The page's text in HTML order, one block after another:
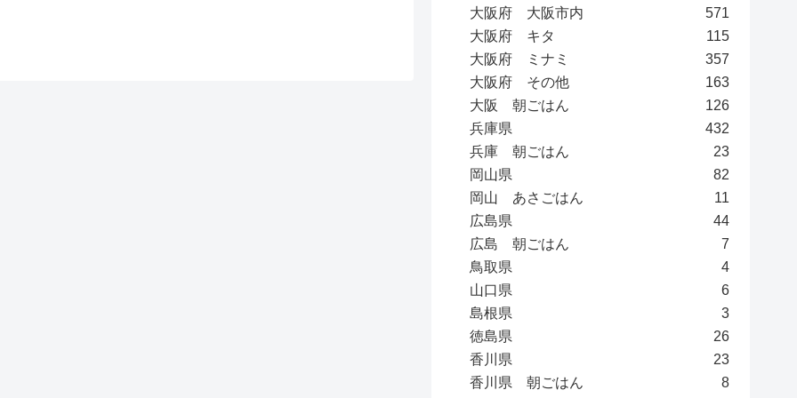
大阪府 大阪市内
571
大阪府 キタ
115
大阪府 ミナミ
357
大阪府 その他
163
大阪 朝ごはん
126
兵庫県
432
兵庫 朝ごはん
23
岡山県
82
岡山 あさごはん
11
広島県
44
広島 朝ごはん
7
鳥取県
4
山口県
6
島根県
3
徳島県
26
香川県
23
香川県 朝ごはん
8